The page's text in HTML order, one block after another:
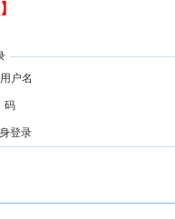
】
用户名
码
登录